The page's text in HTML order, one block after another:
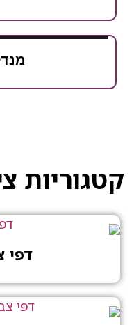
מנדלה
ציורים
דפי צביעה